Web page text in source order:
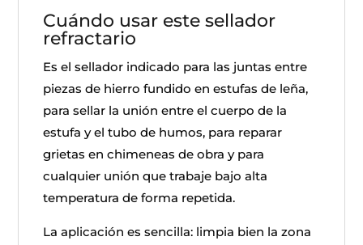
Cuándo usar este sellador
refractario
Es el sellador indicado para las juntas entre
piezas de hierro fundido en estufas de leña,
para sellar la unión entre el cuerpo de la
estufa y el tubo de humos, para reparar
grietas en chimeneas de obra y para
cualquier unión que trabaje bajo alta
temperatura de forma repetida.
La aplicación es sencilla: limpia bien la zona